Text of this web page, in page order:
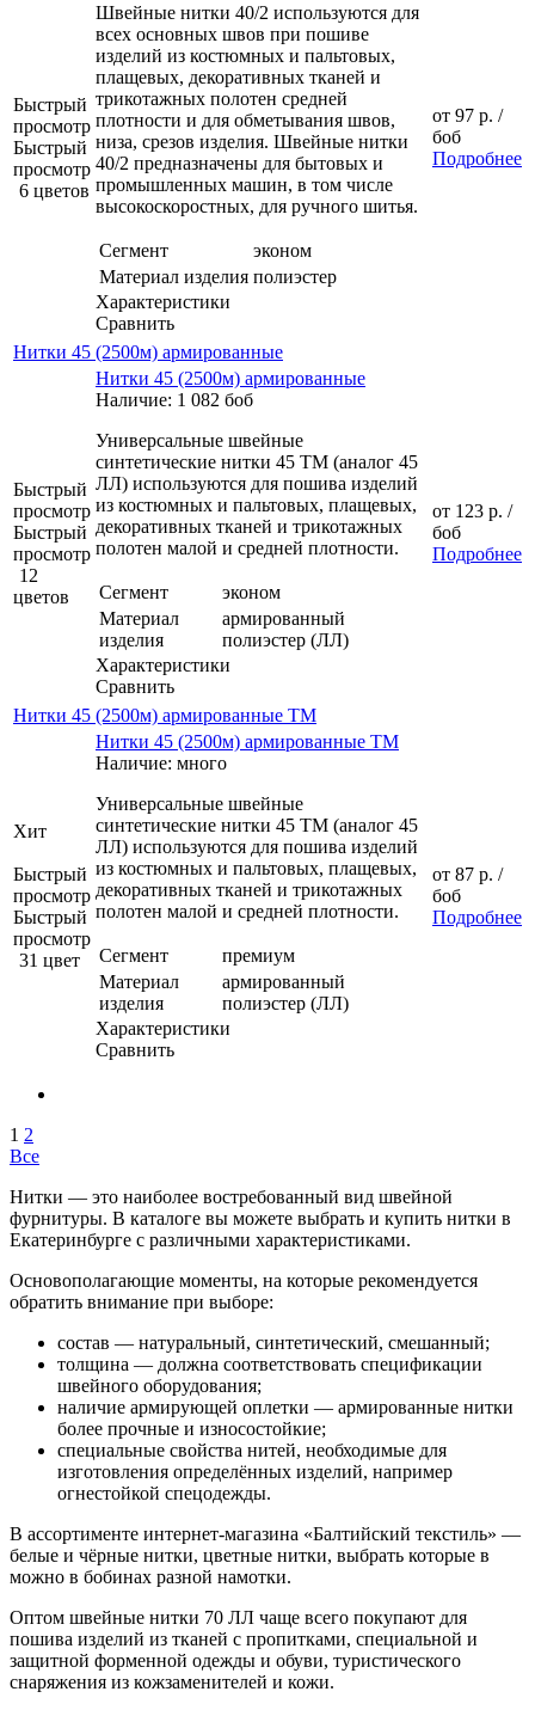
Быстрый
просмотр
Быстрый
просмотр
6 цветов
Швейные нитки 40/2 используются для
всех основных швов при пошиве
изделий из костюмных и пальтовых,
плащевых, декоративных тканей и
трикотажных полотен средней
плотности и для обметывания швов,
низа, срезов изделия. Швейные нитки
40/2 предназначены для бытовых и
промышленных машин, в том числе
высокоскоростных, для ручного шитья.
Сегмент
эконом
Материал изделия полиэстер
Характеристики
Сравнить
от 97 р. /
боб
Подробнее
Нитки 45 (2500м) армированные
Быстрый
просмотр
Быстрый
просмотр
12
цветов
Нитки 45 (2500м) армированные
Наличие: 1 082 боб
Универсальные швейные
синтетические нитки 45 ТМ (аналог 45
ЛЛ) используются для пошива изделий
из костюмных и пальтовых, плащевых,
декоративных тканей и трикотажных
полотен малой и средней плотности.
Сегмент
эконом
Материал
изделия
армированный
полиэстер (ЛЛ)
Характеристики
Сравнить
от 123 р. /
боб
Подробнее
Нитки 45 (2500м) армированные ТМ
Хит
Быстрый
просмотр
Быстрый
просмотр
31 цвет
Нитки 45 (2500м) армированные ТМ
Наличие: много
Универсальные швейные
синтетические нитки 45 ТМ (аналог 45
ЛЛ) используются для пошива изделий
из костюмных и пальтовых, плащевых,
декоративных тканей и трикотажных
полотен малой и средней плотности.
Сегмент
премиум
Материал
изделия
армированный
полиэстер (ЛЛ)
Характеристики
Сравнить
от 87 р. /
боб
Подробнее
1 2
Все
Нитки — это наиболее востребованный вид швейной
фурнитуры. В каталоге вы можете выбрать и купить нитки в
Екатеринбурге с различными характеристиками.
Основополагающие моменты, на которые рекомендуется
обратить внимание при выборе:
состав — натуральный, синтетический, смешанный;
толщина — должна соответствовать спецификации
швейного оборудования;
наличие армирующей оплетки — армированные нитки
более прочные и износостойкие;
специальные свойства нитей, необходимые для
изготовления определённых изделий, например
огнестойкой спецодежды.
В ассортименте интернет-магазина «Балтийский текстиль» —
белые и чёрные нитки, цветные нитки, выбрать которые в
можно в бобинах разной намотки.
Оптом швейные нитки 70 ЛЛ чаще всего покупают для
пошива изделий из тканей с пропитками, специальной и
защитной форменной одежды и обуви, туристического
снаряжения из кожзаменителей и кожи.